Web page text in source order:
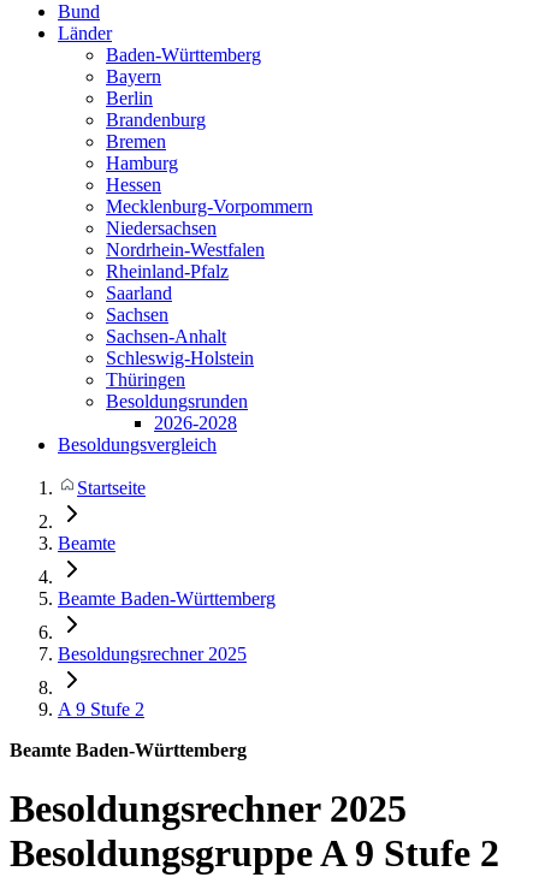
Bund
Länder
Baden-Württemberg
Bayern
Berlin
Brandenburg
Bremen
Hamburg
Hessen
Mecklenburg-Vorpommern
Niedersachsen
Nordrhein-Westfalen
Rheinland-Pfalz
Saarland
Sachsen
Sachsen-Anhalt
Schleswig-Holstein
Thüringen
Besoldungsrunden
2026-2028
Besoldungsvergleich
Startseite
Beamte
Beamte Baden-Württemberg
Besoldungsrechner 2025
A 9 Stufe 2
Beamte Baden-Württemberg
Besoldungsrechner 2025
Besoldungsgruppe A 9 Stufe 2